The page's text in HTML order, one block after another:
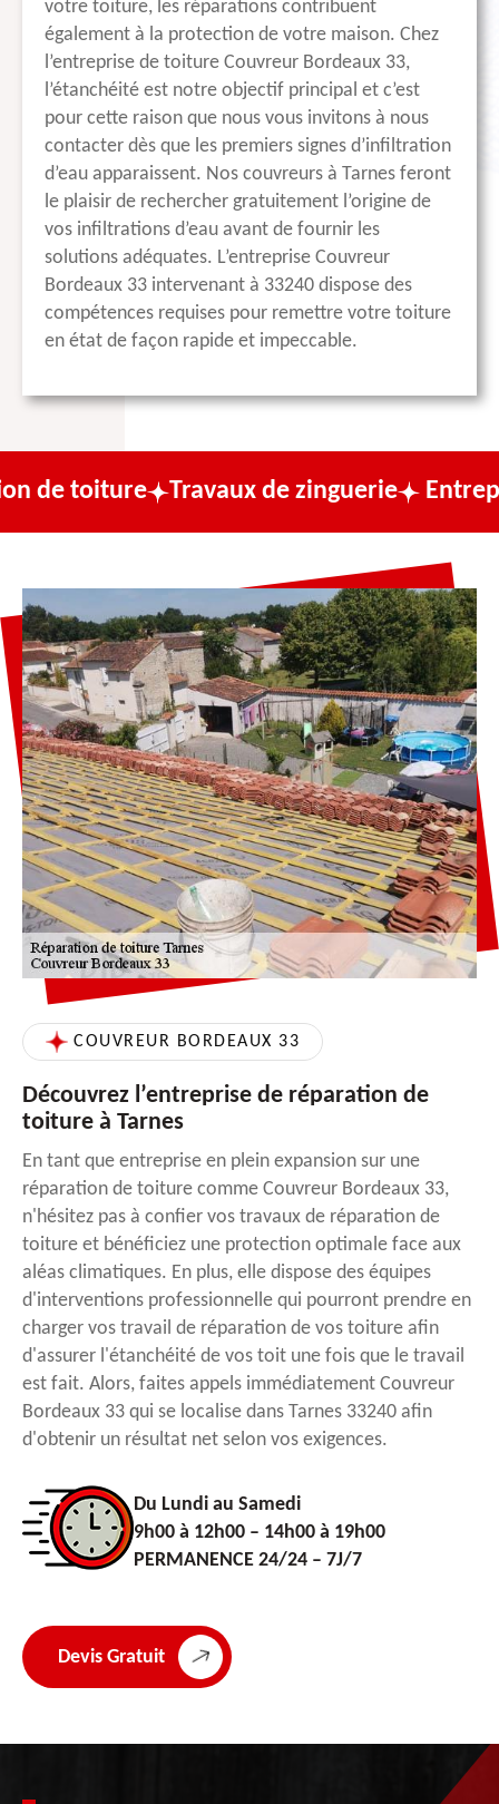
votre toiture, les réparations contribuent
également à la protection de votre maison. Chez
l’entreprise de toiture Couvreur Bordeaux 33,
l’étanchéité est notre objectif principal et c’est
pour cette raison que nous vous invitons à nous
contacter dès que les premiers signes d’infiltration
d’eau apparaissent. Nos couvreurs à Tarnes feront
le plaisir de rechercher gratuitement l’origine de
vos infiltrations d’eau avant de fournir les
solutions adéquates. L’entreprise Couvreur
Bordeaux 33 intervenant à 33240 dispose des
compétences requises pour remettre votre toiture
en état de façon rapide et impeccable.
Travaux de zinguerie Entreprise de
COUVREUR BORDEAUX 33
Découvrez l’entreprise de réparation de
toiture à Tarnes
En tant que entreprise en plein expansion sur une
réparation de toiture comme Couvreur Bordeaux 33,
n'hésitez pas à confier vos travaux de réparation de
toiture et bénéficiez une protection optimale face aux
aléas climatiques. En plus, elle dispose des équipes
d'interventions professionnelle qui pourront prendre en
charger vos travail de réparation de vos toiture afin
d'assurer l'étanchéité de vos toit une fois que le travail
est fait. Alors, faites appels immédiatement Couvreur
Bordeaux 33 qui se localise dans Tarnes 33240 afin
d'obtenir un résultat net selon vos exigences.
Du Lundi au Samedi
9h00 à 12h00 – 14h00 à 19h00
PERMANENCE 24/24 – 7J/7
Devis Gratuit